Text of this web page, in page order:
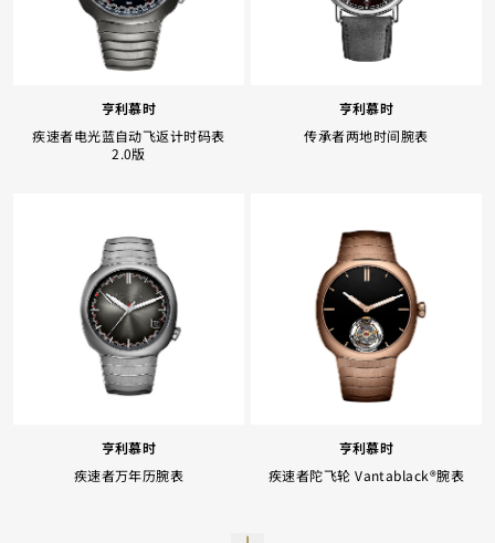
Facebook 复制网址
亨利慕时
疾速者电光蓝自动飞返计时码表
2.0版
亨利慕时
传承者两地时间腕表
亨利慕时
疾速者万年历腕表
亨利慕时
疾速者陀飞轮 Vantablack®腕表